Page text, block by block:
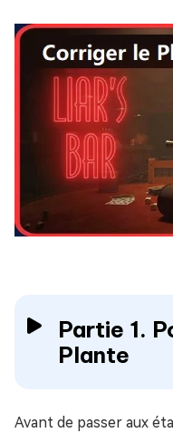
Partie 1.
Plante
Avant de passer aux